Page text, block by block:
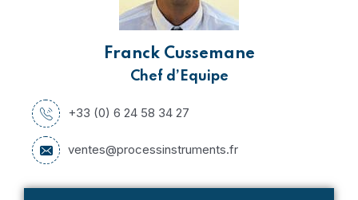
Franck Cussemane
Chef d’Equipe
+33 (0) 6 24 58 34 27
ventes@processinstruments.fr